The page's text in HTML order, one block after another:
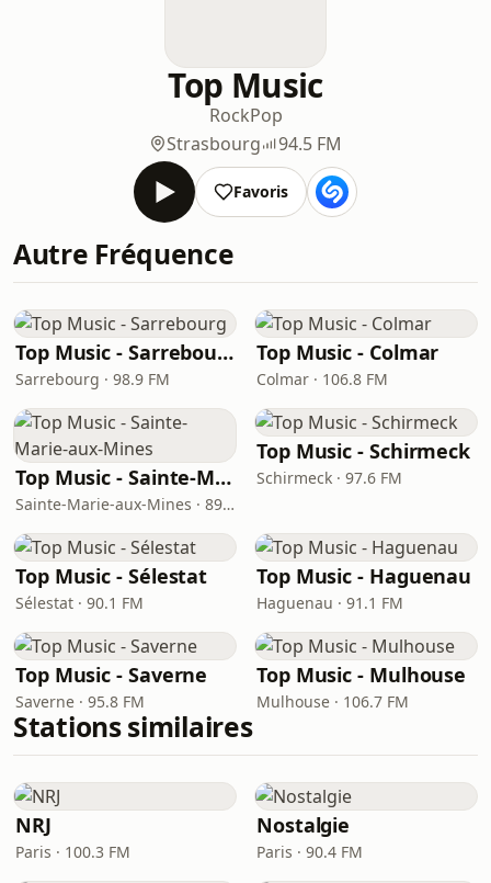
Top Music
RockPop
Strasbourg
94.5 FM
Favoris
Autre Fréquence
Top Music - Sarrebourg
Sarrebourg · 98.9 FM
Top Music - Colmar
Colmar · 106.8 FM
Top Music - Sainte-Marie-aux-Mines
Sainte-Marie-aux-Mines · 89.7 FM
Top Music - Schirmeck
Schirmeck · 97.6 FM
Top Music - Sélestat
Sélestat · 90.1 FM
Top Music - Haguenau
Haguenau · 91.1 FM
Top Music - Saverne
Saverne · 95.8 FM
Top Music - Mulhouse
Mulhouse · 106.7 FM
Stations similaires
NRJ
Paris · 100.3 FM
Nostalgie
Paris · 90.4 FM